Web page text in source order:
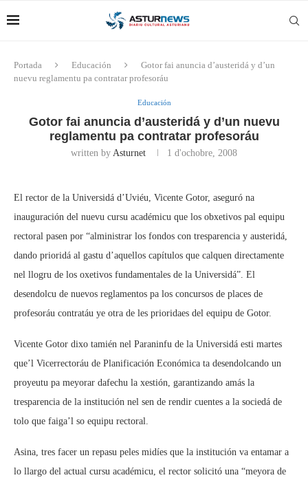
Portada Educación
Gotor fai anuncia d’austeridá y d’un
nuevu reglamentu pa contratar profesoráu
Educación
Gotor fai anuncia d’austeridá y d’un nuevu
reglamentu pa contratar profesoráu
written by Asturnet 1 d'ochobre, 2008
El rector de la Universidá d’Uviéu, Vicente Gotor, aseguró na
inauguración del nuevu cursu académicu que los obxetivos pal equipu
rectoral pasen por “alministrar los fondos con tresparencia y austeridá,
dando prioridá al gastu d’aquellos capítulos que calquen directamente
nel llogru de los oxetivos fundamentales de la Universidá”. El
desendolcu de nuevos reglamentos pa los concursos de places de
profesoráu contratáu ye otra de les prioridaes del equipu de Gotor.
Vicente Gotor dixo tamién nel Paraninfu de la Universidá esti martes
que’l Vicerrectoráu de Planificación Económica ta desendolcando un
proyeutu pa meyorar dafechu la xestión, garantizando amás la
tresparencia de la institución nel sen de rendir cuentes a la sociedá de
tolo que faiga’l so equipu rectoral.
Asina, tres facer un repasu peles midíes que la institución va entamar a
lo llargo del actual cursu académicu, el rector solicitó una “meyora de